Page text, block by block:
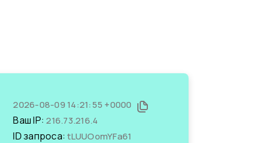
2026-08-09 14:21:55 +0000
Ваш IP:216.73.216.4
ID запроса:tLUUOomYFa61